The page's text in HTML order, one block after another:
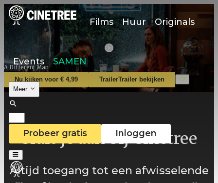
Films Huur Originals
Events SAMEN
Meer
Probeer gratis Inloggen
A Different Man
Nu kijken voor € 4,99 TrailerTrailer bekijken
Sluit je aan bij Cinetree
Altijd toegang tot een afwisselende